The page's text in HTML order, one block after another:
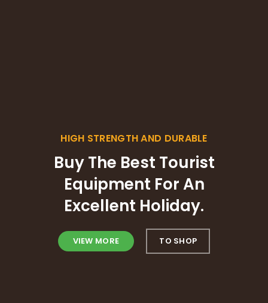
HIGH STRENGTH AND DURABLE
Buy The Best Tourist
Equipment For An
Excellent Holiday.
VIEW MORE TO SHOP